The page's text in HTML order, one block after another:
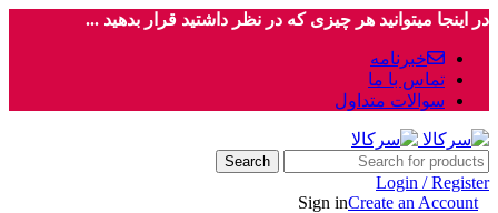
در اینجا میتوانید هر چیزی که در نظر داشتید قرار بدهید ...
خبرنامه
تماس با ما
سوالات متداول
Search
Login / Register
Sign inCreate an Account